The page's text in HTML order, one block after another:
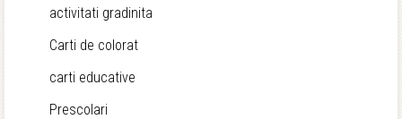
activitati gradinita
Carti de colorat
carti educative
Prescolari